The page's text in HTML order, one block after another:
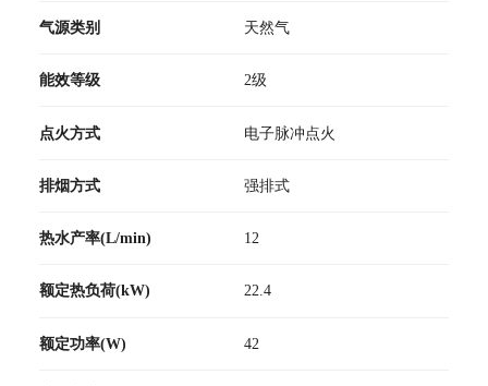
气源类别 天然气
能效等级 2级
点火方式 电子脉冲点火
排烟方式 强排式
热水产率(L/min) 12
额定热负荷(kW) 22.4
额定功率(W) 42